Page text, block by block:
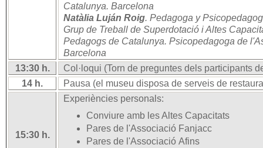
Catalunya. Barcelona
Natàlia Luján Roig. Pedagoga y
Grup de Treball de Superdotació i Altes
Pedagogs de Catalunya. Psicopedagoga de
Barcelona
13:30 h.
Col·loqui (Torn de preguntes dels participants
14 h.
Pausa (el museu disposa de serveis de
15:30 h.
Experiències personals:
Conviure amb les Altes Capacitats
Pares de l'Associació Fanjacc
Pares de l'Associació Afins